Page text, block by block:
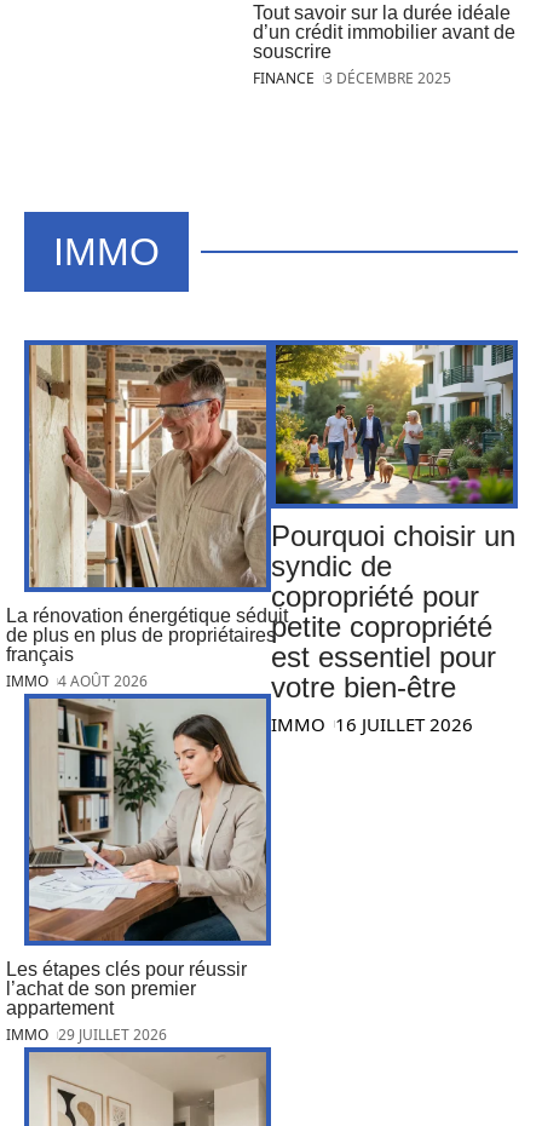
Tout savoir sur la durée idéale
d’un crédit immobilier avant de
souscrire
FINANCE 3 DÉCEMBRE 2025
IMMO
La rénovation énergétique séduit
de plus en plus de propriétaires
français
IMMO 4 AOÛT 2026
Les étapes clés pour réussir
l’achat de son premier
appartement
IMMO 29 JUILLET 2026
Pourquoi choisir un
syndic de
copropriété pour
petite copropriété
est essentiel pour
votre bien-être
IMMO 16 JUILLET 2026